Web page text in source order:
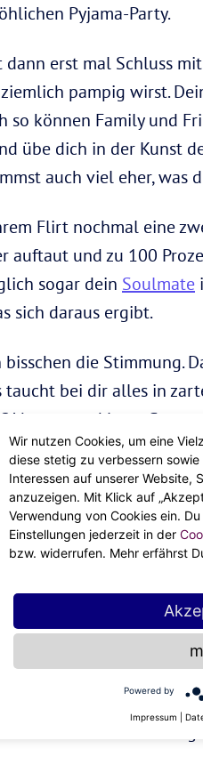
Pyjama-Party.
erst mal Schluss
pampig wirst.
so können Family und
übe dich in der Kunst
auch viel eher, was
Flirt nochmal eine
auftaut und zu 100
sogar dein Soulmate
sich daraus ergibt.
die Stimmung.
taucht bei dir alles in
Von wegen! Love-
over the top ist,
an.
Mal in 2022 ab: Jetzt
wegen ein bisschen
— Jetzt ist auch
Bis dahin
dich von rasanten
du einfach deinem
Wir nutzen Cookies, um eine
diese stetig zu verbessern
Interessen auf unserer Website,
anzuzeigen. Mit Klick auf
Verwendung von Cookies ein.
Einstellungen jederzeit in der
bzw. widerrufen. Mehr erfährst
Powered by
Impressum